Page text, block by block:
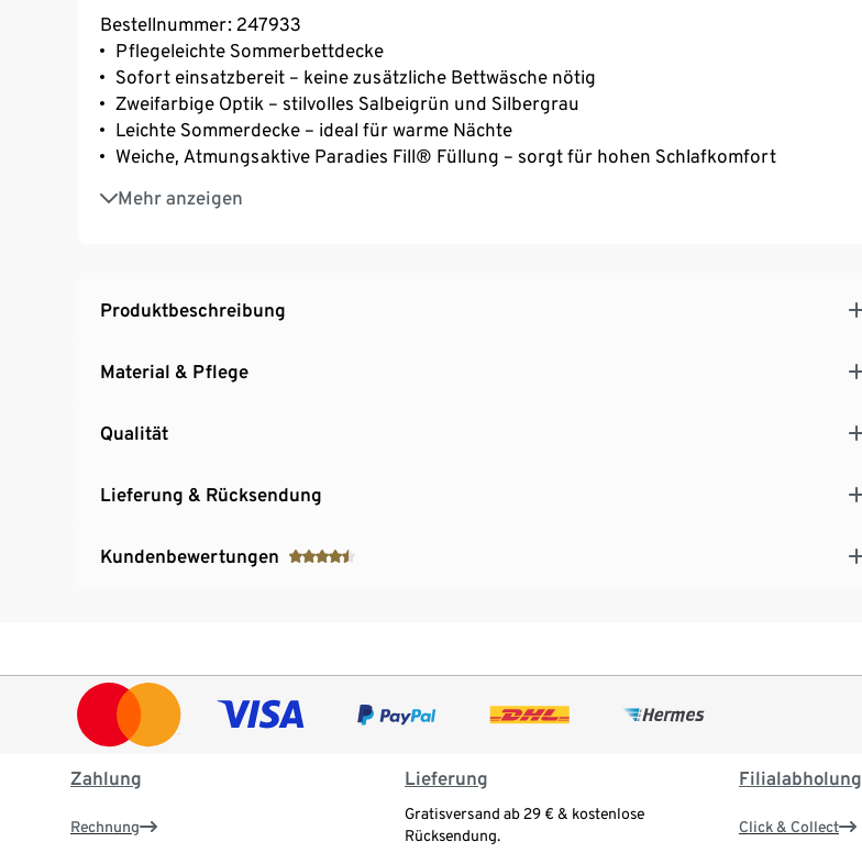
Bestellnummer: 247933
Pflegeleichte Sommerbettdecke
Sofort einsatzbereit – keine zusätzliche Bettwäsche nötig
Zweifarbige Optik – stilvolles Salbeigrün und Silbergrau
Leichte Sommerdecke – ideal für warme Nächte
Weiche, Atmungsaktive Paradies Fill® Füllung – sorgt für hohen Schlafkomfort
Mehr anzeigen
Hautfreundliches Micronesse®-Gewebe – sanft und komfortabel auf der Haut
Schnelltrocknend
Produktbeschreibung
Material & Pflege
Qualität
Lieferung & Rücksendung
Kundenbewertungen
Zahlung
Rechnung
Lieferung
Gratisversand ab 29 € & kostenlose
Rücksendung.
Filialabholung
Click & Collect